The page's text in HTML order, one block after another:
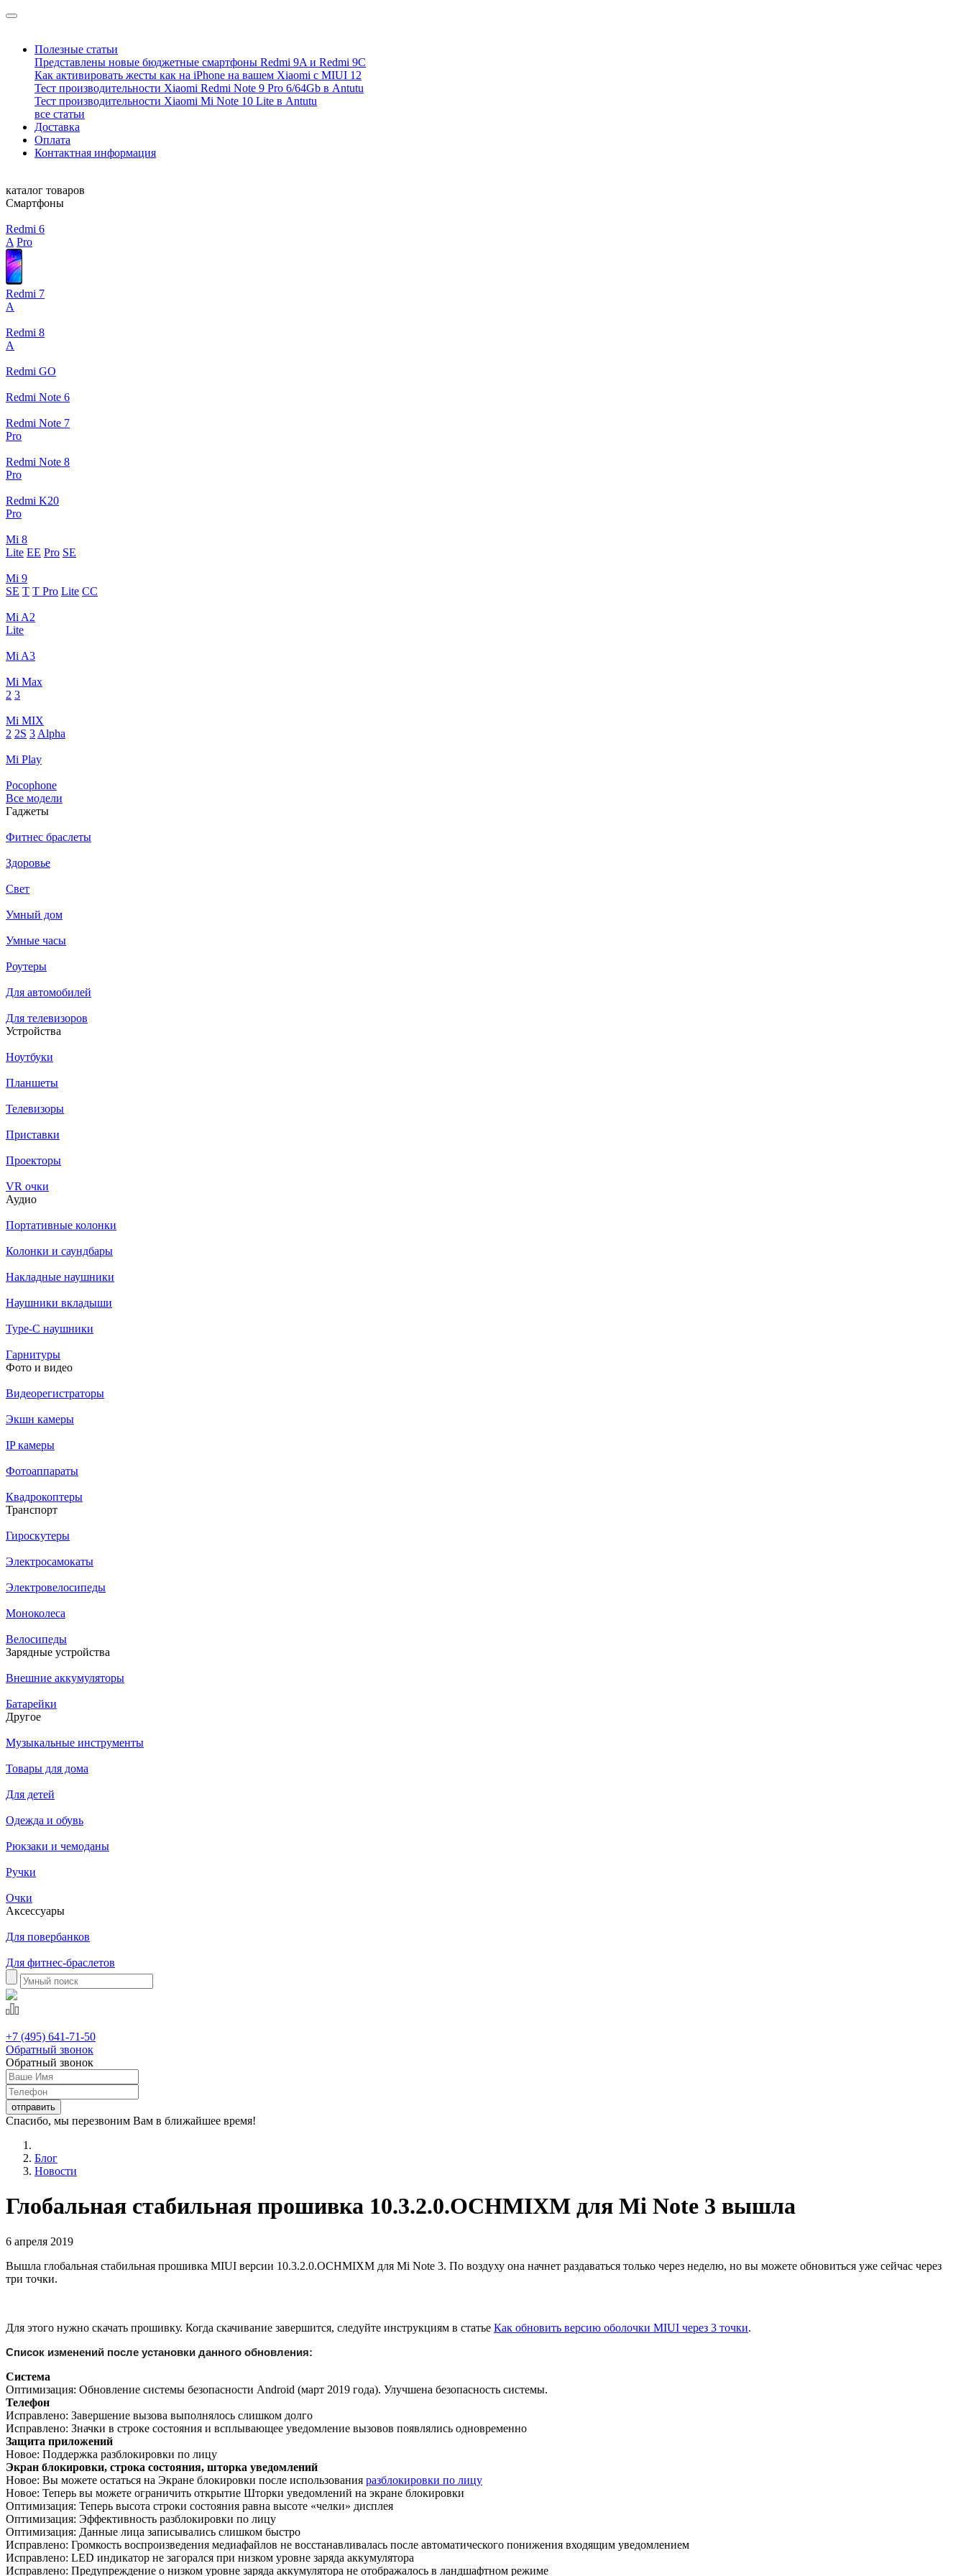
Полезные статьи
Представлены новые бюджетные смартфоны Redmi 9A и Redmi 9C
Как активировать жесты как на iPhone на вашем Xiaomi с MIUI 12
Тест производительности Xiaomi Redmi Note 9 Pro 6/64Gb в Antutu
Тест производительности Xiaomi Mi Note 10 Lite в Antutu
все статьи
Доставка
Оплата
Контактная информация
каталог товаров
Смартфоны
Redmi 6
A Pro
Redmi 7
A
Redmi 8
A
Redmi GO
Redmi Note 6
Redmi Note 7
Pro
Redmi Note 8
Pro
Redmi K20
Pro
Mi 8
Lite EE Pro SE
Mi 9
SE T T Pro Lite CC
Mi A2
Lite
Mi A3
Mi Max
2 3
Mi MIX
2 2S 3 Alpha
Mi Play
Pocophone
Все модели
Гаджеты
Фитнес браслеты
Здоровье
Свет
Умный дом
Умные часы
Роутеры
Для автомобилей
Для телевизоров
Устройства
Ноутбуки
Планшеты
Телевизоры
Приставки
Проекторы
VR очки
Аудио
Портативные колонки
Колонки и саундбары
Накладные наушники
Наушники вкладыши
Type-C наушники
Гарнитуры
Фото и видео
Видеорегистраторы
Экшн камеры
IP камеры
Фотоаппараты
Квадрокоптеры
Транспорт
Гироскутеры
Электросамокаты
Электровелосипеды
Моноколеса
Велосипеды
Зарядные устройства
Внешние аккумуляторы
Батарейки
Другое
Музыкальные инструменты
Товары для дома
Для детей
Одежда и обувь
Рюкзаки и чемоданы
Ручки
Очки
Аксессуары
Для повербанков
Для фитнес-браслетов
+7 (495) 641-71-50
Обратный звонок
Обратный звонок
Спасибо, мы перезвоним Вам в ближайшее время!
Блог
Новости
Глобальная стабильная прошивка 10.3.2.0.OCHMIXM для Mi Note 3 вышла
6 апреля 2019
Вышла глобальная стабильная прошивка MIUI версии 10.3.2.0.OCHMIXM для Mi Note 3. По воздуху она начнет раздаваться только через неделю, но вы можете обновиться уже сейчас через
три точки.
Для этого нужно скачать прошивку. Когда скачивание завершится, следуйте инструкциям в статье Как обновить версию оболочки MIUI через 3 точки.
Список изменений после установки данного обновления:
Система
Оптимизация: Обновление системы безопасности Android (март 2019 года). Улучшена безопасность системы.
Телефон
Исправлено: Завершение вызова выполнялось слишком долго
Исправлено: Значки в строке состояния и всплывающее уведомление вызовов появлялись одновременно
Защита приложений
Новое: Поддержка разблокировки по лицу
Экран блокировки, строка состояния, шторка уведомлений
Новое: Вы можете остаться на Экране блокировки после использования разблокировки по лицу
Новое: Теперь вы можете ограничить открытие Шторки уведомлений на экране блокировки
Оптимизация: Теперь высота строки состояния равна высоте «челки» дисплея
Оптимизация: Эффективность разблокировки по лицу
Оптимизация: Данные лица записывались слишком быстро
Исправлено: Громкость воспроизведения медиафайлов не восстанавливалась после автоматического понижения входящим уведомлением
Исправлено: LED индикатор не загорался при низком уровне заряда аккумулятора
Исправлено: Предупреждение о низком уровне заряда аккумулятора не отображалось в ландшафтном режиме